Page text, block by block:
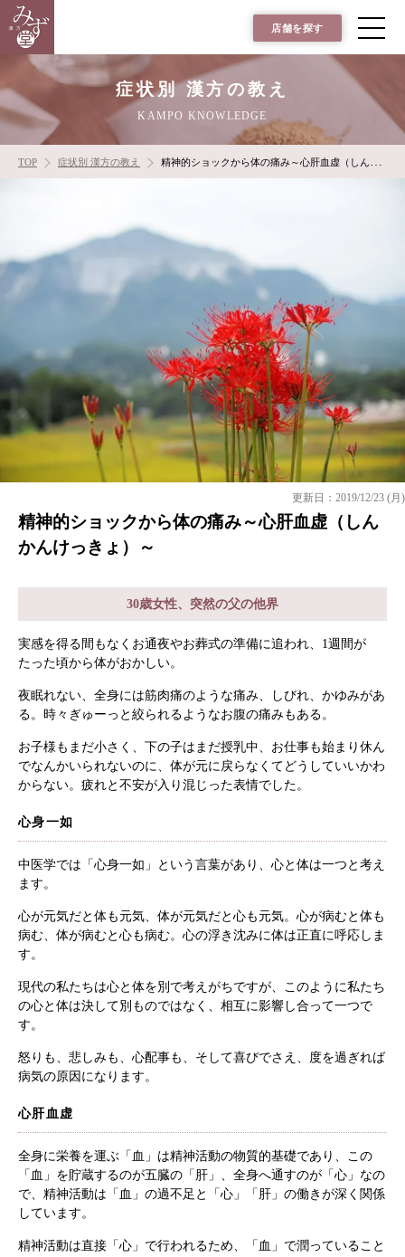
店舗を探す
症状別 漢方の教え
KAMPO KNOWLEDGE
TOP 症状別 漢方の教え 精神的ショックから体の痛み～心肝血虚（しんかんけっきょ）～
更新日：2019/12/23 (月)
精神的ショックから体の痛み～心肝血虚（しん
かんけっきょ）～
30歳女性、突然の父の他界
実感を得る間もなくお通夜やお葬式の準備に追われ、1週間が
たった頃から体がおかしい。
夜眠れない、全身には筋肉痛のような痛み、しびれ、かゆみがあ
る。時々ぎゅーっと絞られるようなお腹の痛みもある。
お子様もまだ小さく、下の子はまだ授乳中、お仕事も始まり休ん
でなんかいられないのに、体が元に戻らなくてどうしていいかわ
からない。疲れと不安が入り混じった表情でした。
心身一如
中医学では「心身一如」という言葉があり、心と体は一つと考え
ます。
心が元気だと体も元気、体が元気だと心も元気。心が病むと体も
病む、体が病むと心も病む。心の浮き沈みに体は正直に呼応しま
す。
現代の私たちは心と体を別で考えがちですが、このように私たち
の心と体は決して別ものではなく、相互に影響し合って一つで
す。
怒りも、悲しみも、心配事も、そして喜びでさえ、度を過ぎれば
病気の原因になります。
心肝血虚
全身に栄養を運ぶ「血」は精神活動の物質的基礎であり、この
「血」を貯蔵するのが五臓の「肝」、全身へ通すのが「心」なの
で、精神活動は「血」の過不足と「心」「肝」の働きが深く関係
しています。
精神活動は直接「心」で行われるため、「血」で潤っていること